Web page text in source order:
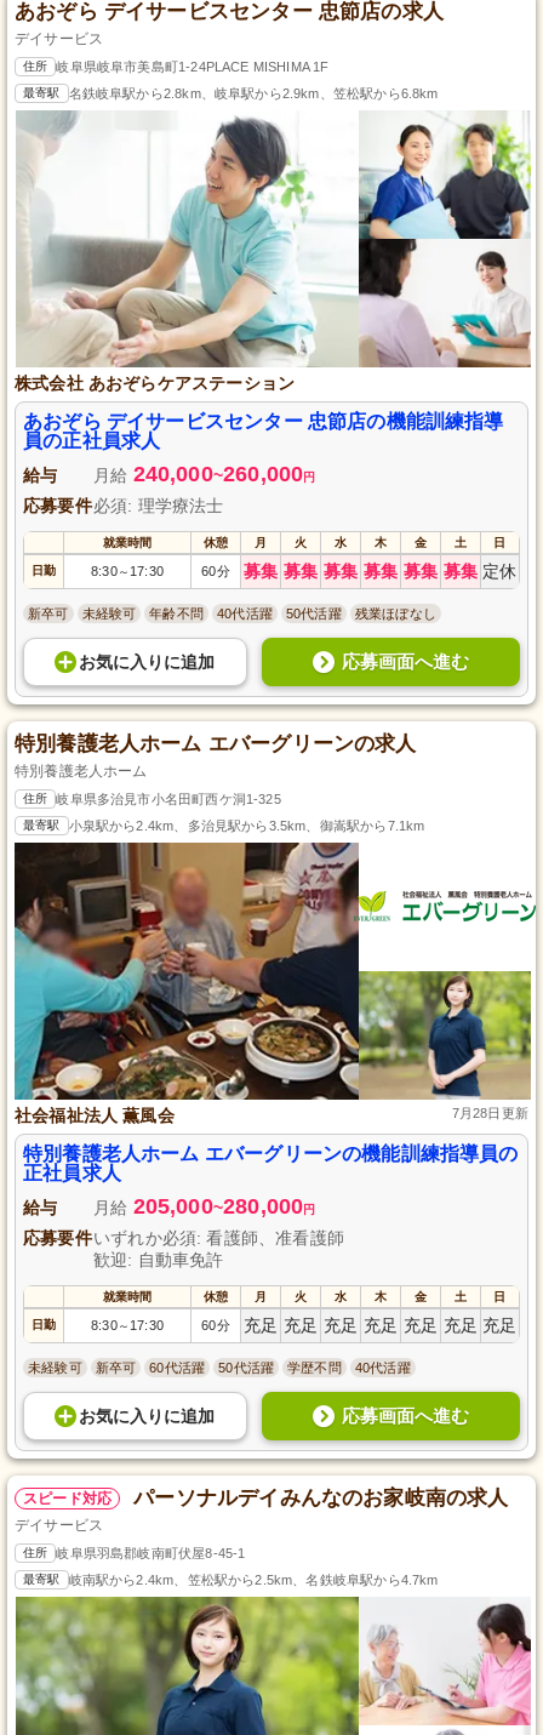
あおぞら デイサービスセンター 忠節店の求人
デイサービス
住所 岐阜県岐阜市美島町1-24PLACE MISHIMA 1F
最寄駅 名鉄岐阜駅から2.8km、岐阜駅から2.9km、笠松駅から6.8km
株式会社 あおぞらケアステーション
あおぞら デイサービスセンター 忠節店の機能訓練指導
員の正社員求人
給与 月給 240,000~260,000円
応募要件必須: 理学療法士
就業時間 休憩 月 火 水 木 金 土 日
日勤 8:30～ 17:30 60分 募集 募集 募集 募集 募集 募集 定休
新卒可 未経験可 年齢不問 40代活躍 50代活躍 残業ほぼなし
お気に入り に追加 応募画面へ進む
特別養護老人ホーム エバーグリーンの求人
特別養護老人ホーム
住所 岐阜県多治見市小名田町西ケ洞1-325
最寄駅 小泉駅から2.4km、多治見駅から3.5km、御嵩駅から7.1km
社会福祉法人 薫風会 7月28日更新
特別養護老人ホーム エバーグリーンの機能訓練指導員の
正社員求人
給与 月給 205,000~280,000円
応募要件いずれか必須: 看護師、准看護師
歓迎: 自動車免許
就業時間 休憩 月 火 水 木 金 土 日
日勤 8:30～ 17:30 60分 充足 充足 充足 充足 充足 充足 充足
未経験可 新卒可 60代活躍 50代活躍 学歴不問 40代活躍
お気に入り に追加 応募画面へ進む
スピード対応 パーソナルデイみんなのお家岐南の求人
デイサービス
住所 岐阜県羽島郡岐南町伏屋8-45-1
最寄駅 岐南駅から2.4km、笠松駅から2.5km、名鉄岐阜駅から4.7km